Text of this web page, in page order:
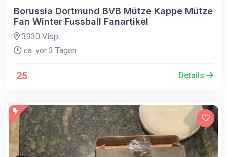
Borussia Dortmund BVB Mütze Kappe Mütze
Fan Winter Fussball Fanartikel
3930 Visp
ca. vor 3 Tagen
25 Details